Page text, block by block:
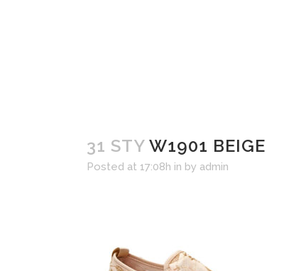
31 STY W1901 BEIGE
Posted at 17:08h in by admin